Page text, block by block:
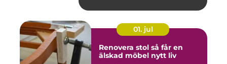
01. jul
Renovera stol så får en
älskad möbel nytt liv